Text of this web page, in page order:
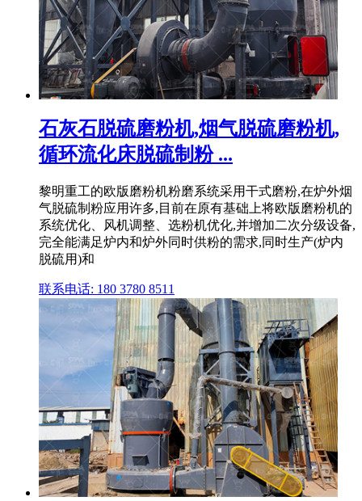
石灰石脱硫磨粉机,烟气脱硫磨粉机,
循环流化床脱硫制粉 ...
黎明重工的欧版磨粉机粉磨系统采用干式磨粉,在炉外烟
气脱硫制粉应用许多,目前在原有基础上将欧版磨粉机的
系统优化、风机调整、选粉机优化,并增加二次分级设备,
完全能满足炉内和炉外同时供粉的需求,同时生产(炉内
脱硫用)和
联系电话: 180 3780 8511